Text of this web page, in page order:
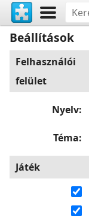
Beállítások
Felhasználói
felület
Nyelv
Téma
Játék